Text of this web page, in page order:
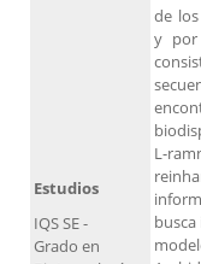
de
y por
L-
Estudios
IQS SE -
Grado en